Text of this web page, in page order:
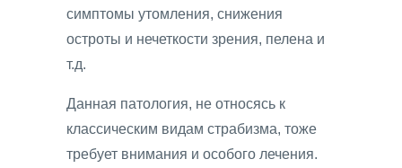
симптомы утомления, снижения
остроты и нечеткости зрения, пелена и
т.д.
Данная патология, не относясь к
классическим видам страбизма, тоже
требует внимания и особого лечения.